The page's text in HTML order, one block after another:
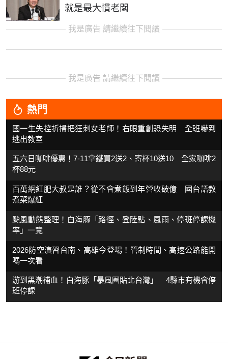
就是最大慣老闆
我是廣告 請繼續往下閱讀
我是廣告 請繼續往下閱讀
熱門
國一生失控折掃把狂刺女老師！右眼重創恐失明 全班嚇到
逃出教室
五六日咖啡優惠！7-11拿鐵買2送2、寄杯10送10 全家咖啡2
杯88元
百萬網紅肥大叔是誰？從不會煮飯到年營收破億 國台語教
煮菜爆紅
颱風動態整理！白海豚「路徑、登陸點、風雨、停班停課機
率」一覽
2026防空演習台南、高雄今登場！管制時間、高速公路能開
嗎一次看
游到黑潮補血！白海豚「暴風圈貼北台灣」 4縣市有機會停
班停課